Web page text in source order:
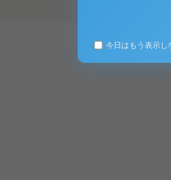
今日はもう表示し